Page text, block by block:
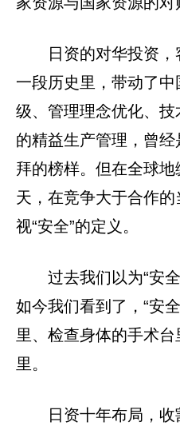
日资的对华投资
一段历史里，带动了
级、管理理念优化、
的精益生产管理，曾
拜的榜样。但在全球
天，在竞争大于合作
视“安全”的定义。
过去我们以为“安
如今我们看到了，“安
里、检查身体的手术
里。
日资十年布局，